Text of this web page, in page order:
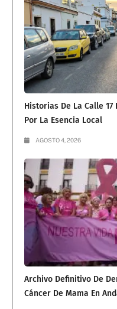
Historias De La Calle
Por La Esencia Local
AGOSTO 4, 2026
Archivo Definitivo De
Cáncer De Mama En